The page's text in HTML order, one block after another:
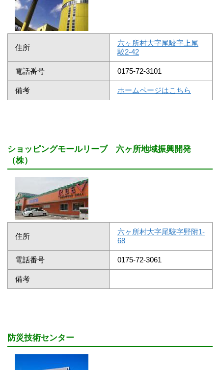
住所
六ヶ所村大字尾駮字上尾
駮2-42
電話番号 0175-72-3101
備考 ホームページはこちら
ショッピングモールリーブ 六ヶ所地域振興開発
（株）
住所
六ヶ所村大字尾駮字野附1-
68
電話番号 0175-72-3061
備考
防災技術センター